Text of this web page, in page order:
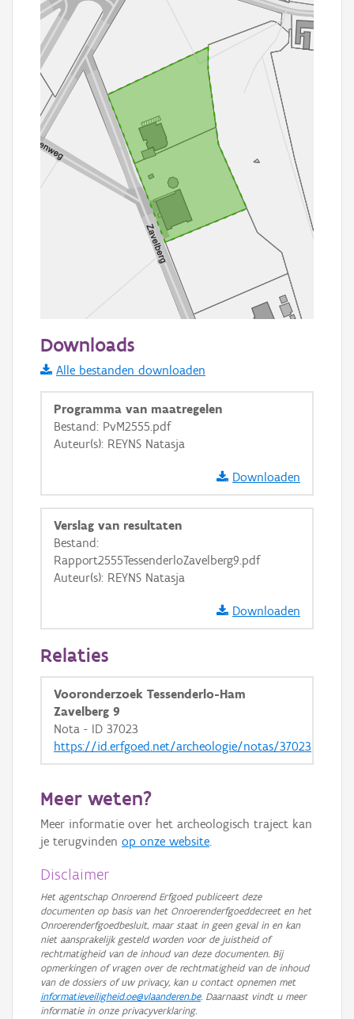
Informatie Vlaanderen
i
+ −
Basis Lagen
Ortho
GRB-Basiskaart
GRB-Basiskaart in grijswaarden
Downloads
Alle bestanden downloaden
Programma van maatregelen
Bestand: PvM2555.pdf
Auteur(s): REYNS Natasja
Downloaden
Verslag van resultaten
Bestand:
Rapport2555TessenderloZavelberg9.pdf
Auteur(s): REYNS Natasja
Downloaden
Relaties
Vooronderzoek Tessenderlo-Ham
Zavelberg 9
Nota - ID 37023
https://id.erfgoed.net/archeologie/notas/37023
Meer weten?
Meer informatie over het archeologisch traject kan
je terugvinden op onze website.
Disclaimer
Het agentschap Onroerend Erfgoed publiceert deze
documenten op basis van het Onroerenderfgoeddecreet en het
Onroerenderfgoedbesluit, maar staat in geen geval in en kan
niet aansprakelijk gesteld worden voor de juistheid of
rechtmatigheid van de inhoud van deze documenten. Bij
opmerkingen of vragen over de rechtmatigheid van de inhoud
van de dossiers of uw privacy, kan u contact opnemen met
informatieveiligheid.oe@vlaanderen.be. Daarnaast vindt u meer
informatie in onze privacyverklaring.